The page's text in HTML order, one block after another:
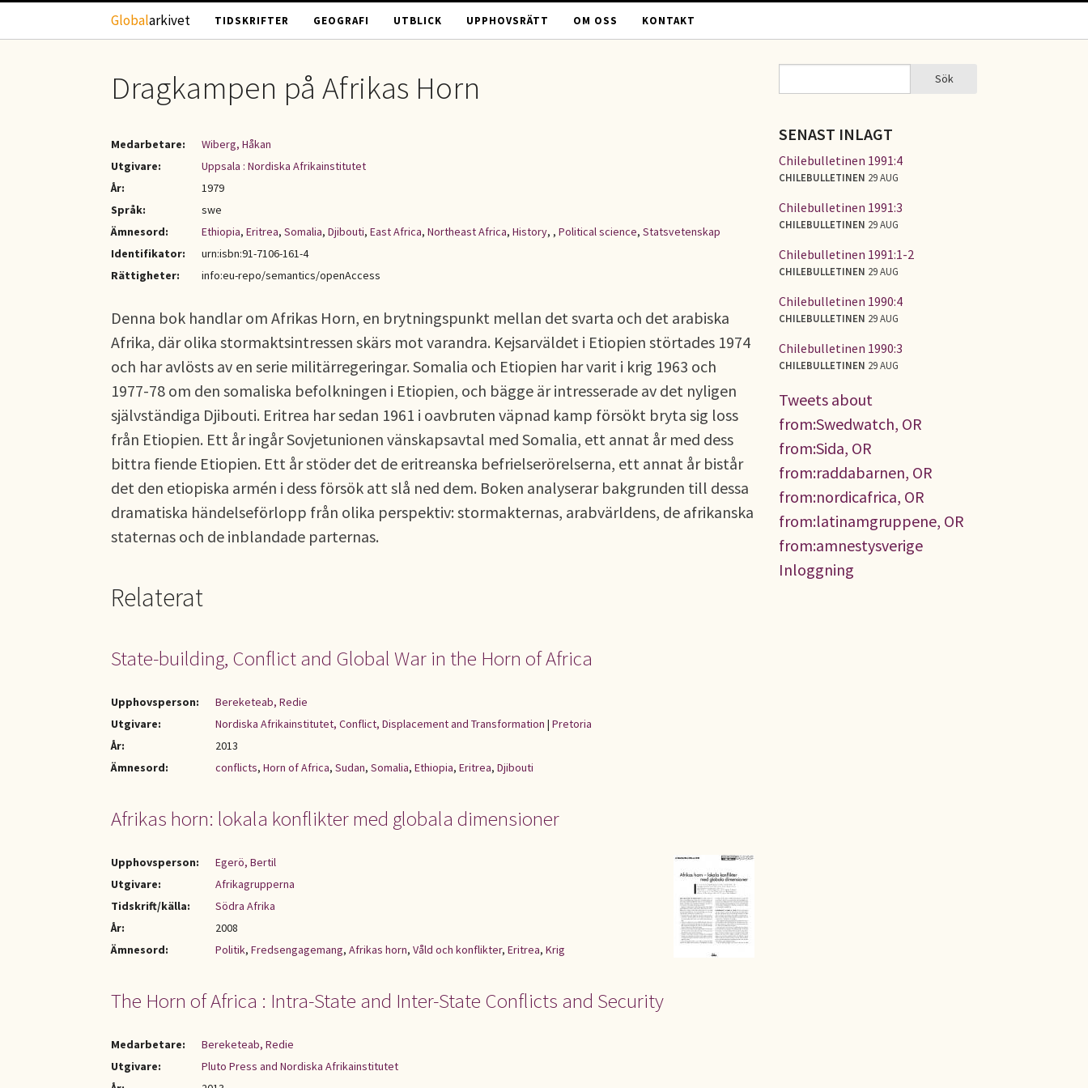
Hoppa till huvudinnehåll
Globalarkivet TIDSKRIFTER GEOGRAFI UTBLICK UPPHOVSRÄTT OM OSS KONTAKT
Dragkampen på Afrikas Horn
Medarbetare:
Wiberg, Håkan
Utgivare:
Uppsala : Nordiska Afrikainstitutet
År:
1979
Språk:
swe
Ämnesord:
Ethiopia, Eritrea, Somalia, Djibouti, East Africa, Northeast Africa, History, , Political science, Statsvetenskap
Identifikator:
urn:isbn:91-7106-161-4
Rättigheter:
info:eu-repo/semantics/openAccess
Denna bok handlar om Afrikas Horn, en brytningspunkt mellan det svarta och det arabiska
Afrika, där olika stormaktsintressen skärs mot varandra. Kejsarväldet i Etiopien störtades 1974
och har avlösts av en serie militärregeringar. Somalia och Etiopien har varit i krig 1963 och
1977-78 om den somaliska befolkningen i Etiopien, och bägge är intresserade av det nyligen
självständiga Djibouti. Eritrea har sedan 1961 i oavbruten väpnad kamp försökt bryta sig loss
från Etiopien. Ett år ingår Sovjetunionen vänskapsavtal med Somalia, ett annat år med dess
bittra fiende Etiopien. Ett år stöder det de eritreanska befrielserörelserna, ett annat år bistår
det den etiopiska armén i dess försök att slå ned dem. Boken analyserar bakgrunden till dessa
dramatiska händelseförlopp från olika perspektiv: stormakternas, arabvärldens, de afrikanska
staternas och de inblandade parternas.
Relaterat
State-building, Conflict and Global War in the Horn of Africa
Upphovsperson:
Bereketeab, Redie
Utgivare:
Nordiska Afrikainstitutet, Conflict, Displacement and Transformation | Pretoria
År:
2013
Ämnesord:
conflicts, Horn of Africa, Sudan, Somalia, Ethiopia, Eritrea, Djibouti
Afrikas horn: lokala konflikter med globala dimensioner
Upphovsperson:
Egerö, Bertil
Utgivare:
Afrikagrupperna
Tidskrift/källa:
Södra Afrika
År:
2008
Ämnesord:
Politik, Fredsengagemang, Afrikas horn, Våld och konflikter, Eritrea, Krig
The Horn of Africa : Intra-State and Inter-State Conflicts and Security
Medarbetare:
Bereketeab, Redie
Utgivare:
Pluto Press and Nordiska Afrikainstitutet
SÖKFORMULÄR Sök
SENAST INLAGT
Chilebulletinen 1991:4
CHILEBULLETINEN 29 AUG
Chilebulletinen 1991:3
CHILEBULLETINEN 29 AUG
Chilebulletinen 1991:1-2
CHILEBULLETINEN 29 AUG
Chilebulletinen 1990:4
CHILEBULLETINEN 29 AUG
Chilebulletinen 1990:3
CHILEBULLETINEN 29 AUG
Tweets about
from:Swedwatch, OR
from:Sida, OR
from:raddabarnen, OR
from:nordicafrica, OR
from:latinamgruppene, OR
from:amnestysverige
Inloggning